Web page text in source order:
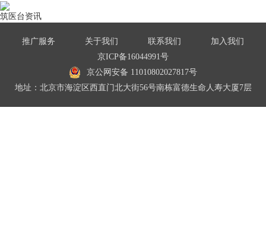
筑医台资讯
推广服务 关于我们 联系我们
加入我们
京ICP备16044991号
京公网安备 11010802027817号
地址：北京市海淀区西直门北大街56号南栋富德生命人寿大厦7层